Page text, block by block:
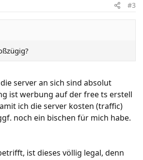
#3
server an sich sind absolut
ist werbung auf der free ts erstell
ich die server kosten (traffic)
noch ein bischen für mich habe.
ist dieses völlig legal, denn